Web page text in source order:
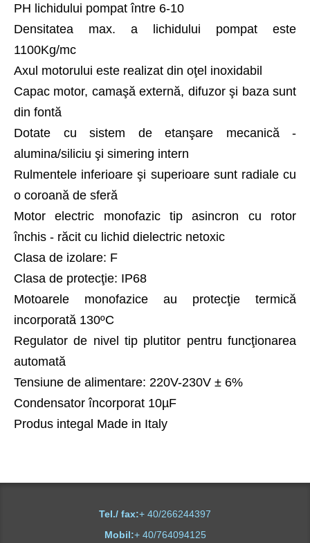
PH lichidului pompat între 6-10
Densitatea max. a lichidului pompat este
1100Kg/mc
Axul motorului este realizat din oţel inoxidabil
Capac motor, camaşă externă, difuzor şi baza sunt
din fontă
Dotate cu sistem de etanşare mecanică -
alumina/siliciu şi simering intern
Rulmentele inferioare şi superioare sunt radiale cu
o coroană de sferă
Motor electric monofazic tip asincron cu rotor
închis - răcit cu lichid dielectric netoxic
Clasa de izolare: F
Clasa de protecţie: IP68
Motoarele monofazice au protecţie termică
incorporată 130ºC
Regulator de nivel tip plutitor pentru funcţionarea
automată
Tensiune de alimentare: 220V-230V ± 6%
Condensator încorporat 10µF
Produs integal Made in Italy
Tel./ fax:+ 40/266244397
Mobil:+ 40/764094125